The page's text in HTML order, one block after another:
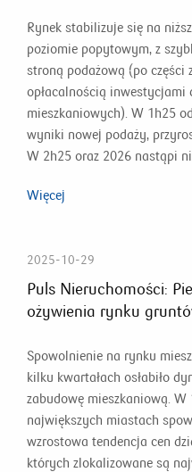
Rynek stabilizuje się na
poziomie popytowym, z
stroną podażową (po części
opłacalnością inwestycjami
mieszkaniowych). W 1h25
wyniki nowej podaży,
W 2h25 oraz 2026 nastąpi
Więcej
2025-10-29
Puls Nieruchomości:
ożywienia rynku
Spowolnienie na rynku
kilku kwartałach osłabiło
zabudowę mieszkaniową.
największych miastach
wzrostowa tendencja cen
których zlokalizowane są